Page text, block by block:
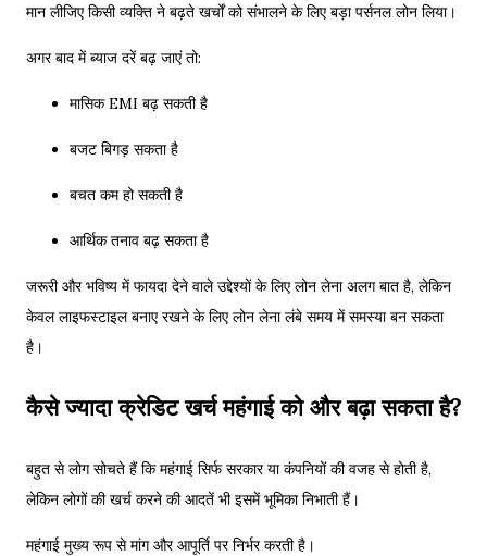
मान लीजिए किसी व्यक्ति ने बढ़ते खर्चों को संभालने के लिए बड़ा पर्सनल लोन लिया।
अगर बाद में ब्याज दरें बढ़ जाएं तो:
मासिक EMI बढ़ सकती है
बजट बिगड़ सकता है
बचत कम हो सकती है
आर्थिक तनाव बढ़ सकता है
जरूरी और भविष्य में फायदा देने वाले उद्देश्यों के लिए लोन लेना अलग बात है, लेकिन
केवल लाइफस्टाइल बनाए रखने के लिए लोन लेना लंबे समय में समस्या बन सकता
है।
कैसे ज्यादा क्रेडिट खर्च महंगाई को और बढ़ा सकता है?
बहुत से लोग सोचते हैं कि महंगाई सिर्फ सरकार या कंपनियों की वजह से होती है,
लेकिन लोगों की खर्च करने की आदतें भी इसमें भूमिका निभाती हैं।
महंगाई मुख्य रूप से मांग और आपूर्ति पर निर्भर करती है।